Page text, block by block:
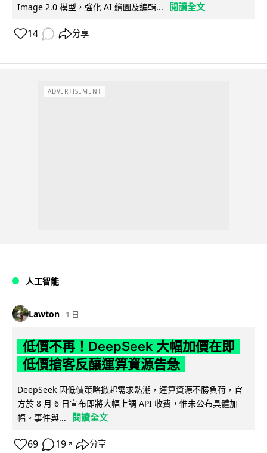
Image 2.0 模型，強化 AI 繪圖及編輯...
閱讀全文
14 分享
ADVERTISEMENT
人工智能
Lawton 1 日
低價不再！DeepSeek 大幅加價在即
低價搶客反釀運算資源告急
DeepSeek 因低價策略掀起需求熱潮，運算資源不勝負荷，官
方於 8 月 6 日宣布即將大幅上調 API 收費，惟未公布具體加
幅。事件與...
閱讀全文
69 19 ↗ 分享